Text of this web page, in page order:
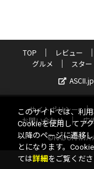
TOP レビュー
グルメ
スタ
ASCII.jp
サイトポリシー
お問い合わせ
広
©KADOKAWA
このサイトでは、利
Cookieを使用してア
以降のページに遷移
とになります。
ては詳細 をご覧くださ